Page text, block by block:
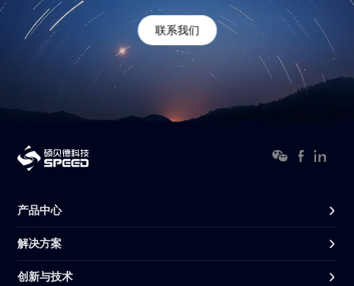
联系我们
产品中心
解决方案
创新与技术